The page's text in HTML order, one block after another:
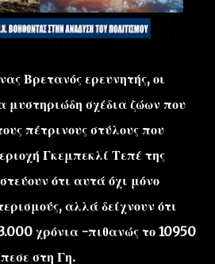
Βρετανός ερευνητής, οι
μυστηριώδη σχέδια ζώων που
πέτρινους στύλους που
Γκεμπεκλί Τεπέ της
ότι αυτά όχι μόνο
αλλά δείχνουν ότι
χρόνια -πιθανώς το 10950
στη Γη.